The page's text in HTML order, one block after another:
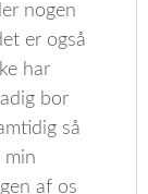
nogen
er også
har
bor
så
min
af os